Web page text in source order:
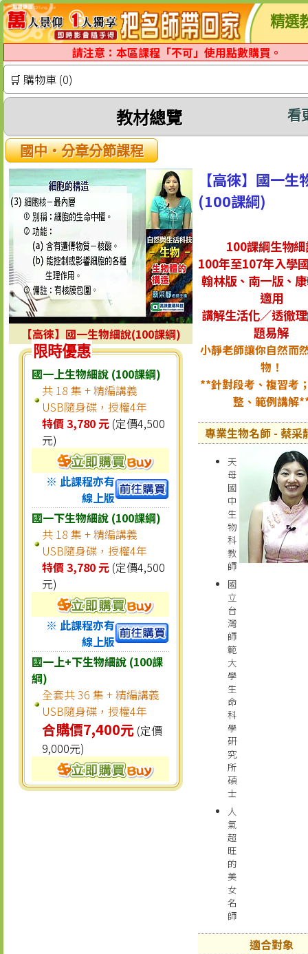
精選
請注意：本區課程「不可」使用點數購買。
🛒 購物車 (0)
教材總覽 看
國中‧分章分節課程
【高徠】國一生物細說(100課綱)
限時優惠
國一上生物細說 (100課綱)
共 18 集 + 精編講義
USB隨身碟，授權4年
特價 3,780 元 (定價4,500
元)
※ 此課程亦有
線上版
國一下生物細說 (100課綱)
共 18 集 + 精編講義
USB隨身碟，授權4年
特價 3,780 元 (定價4,500
元)
※ 此課程亦有
線上版
國一上+下生物細說 (100課
綱)
全套共 36 集 + 精編講義
USB隨身碟，授權4年
合購價7,400元 (定價
9,000元)
【高徠】國一生
(100課綱)
100課綱生物細
100年至107年入學
翰林版、南一版、
適用
講解生活化／透徹
題易解
小靜老師讓你自然而
物！
**針對段考、複習考
整、範例講解
專業生物名師 - 蔡采
天
母
國
中
生
物
科
教
師
國
立
台
灣
師
範
大
學
生
命
科
學
研
究
所
碩
士
人
氣
超
旺
的
美
女
名
師
適合對象